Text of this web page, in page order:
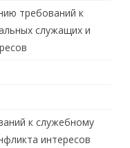
требований к
служащих и
к служебному
интересов